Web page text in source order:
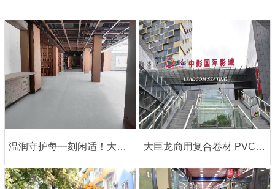
温润守护每一刻闲适！大巨龙 NO100 系列 PVC 同质透心地板点亮状元红生态温泉酒店 大巨龙商用复合卷材 PVC 地板：赋能上海中影国际影城，重塑沉浸式观影体验